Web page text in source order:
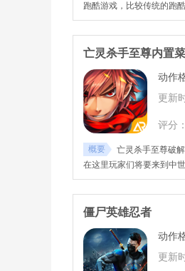
跑酷游戏，比较传统的跑
都有不同的难度，玩家们
跃障碍物
亡灵杀手至尊内置
动作
更新
评分：
概要
亡灵杀手至尊破
在这里玩家们将要来到中
之间的故事。
僵尸英雄忍者
动作
更新